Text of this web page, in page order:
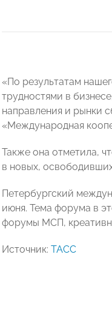
«По результатам
трудностями в
направления и рынки
«Международная
Также она отметила,
в новых,
Петербургский
июня. Тема форума в
форумы МСП,
Источник: ТАСС